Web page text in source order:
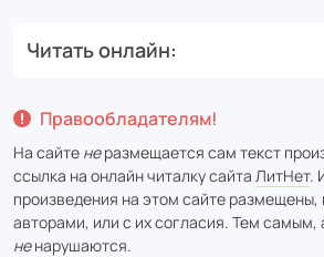
Читать онлайн
Правообладателям!
На сайте неразмещается сам текст
ссылка на онлайн читалку сайта ЛитНет.
произведения на этом сайте
авторами, или с их согласия. Тем самым,
ненарушаются.